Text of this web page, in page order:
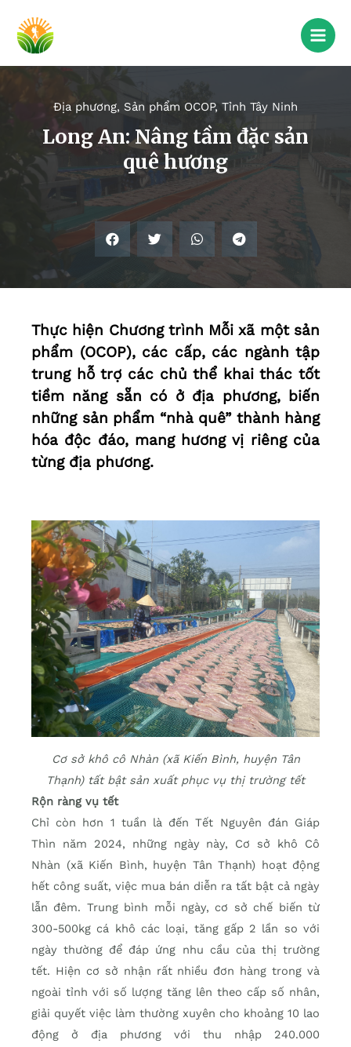
Địa phương, Sản phẩm OCOP, Tỉnh Tây Ninh
Long An: Nâng tầm đặc sản
quê hương
Thực hiện Chương trình Mỗi xã một sản
phẩm (OCOP), các cấp, các ngành tập
trung hỗ trợ các chủ thể khai thác tốt
tiềm năng sẵn có ở địa phương, biến
những sản phẩm “nhà quê” thành hàng
hóa độc đáo, mang hương vị riêng của
từng địa phương.
Cơ sở khô cô Nhàn (xã Kiến Bình, huyện Tân
Thạnh) tất bật sản xuất phục vụ thị trường tết
Rộn ràng vụ tết
Chỉ còn hơn 1 tuần là đến Tết Nguyên đán Giáp
Thìn năm 2024, những ngày này, Cơ sở khô Cô
Nhàn (xã Kiến Bình, huyện Tân Thạnh) hoạt động
hết công suất, việc mua bán diễn ra tất bật cả ngày
lẫn đêm. Trung bình mỗi ngày, cơ sở chế biến từ
300-500kg cá khô các loại, tăng gấp 2 lần so với
ngày thường để đáp ứng nhu cầu của thị trường
tết. Hiện cơ sở nhận rất nhiều đơn hàng trong và
ngoài tỉnh với số lượng tăng lên theo cấp số nhân,
giải quyết việc làm thường xuyên cho khoảng 10 lao
động ở địa phương với thu nhập 240.000